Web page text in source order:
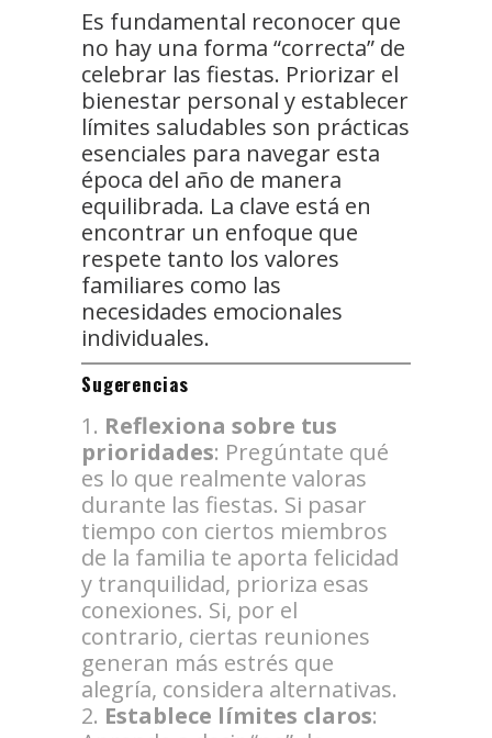
Es fundamental reconocer que
no hay una forma “correcta” de
celebrar las fiestas. Priorizar el
bienestar personal y establecer
límites saludables son prácticas
esenciales para navegar esta
época del año de manera
equilibrada. La clave está en
encontrar un enfoque que
respete tanto los valores
familiares como las
necesidades emocionales
individuales.
Sugerencias
Reflexiona sobre tus
prioridades: Pregúntate qué
es lo que realmente valoras
durante las fiestas. Si pasar
tiempo con ciertos miembros
de la familia te aporta felicidad
y tranquilidad, prioriza esas
conexiones. Si, por el
contrario, ciertas reuniones
generan más estrés que
alegría, considera alternativas.
Establece límites claros: